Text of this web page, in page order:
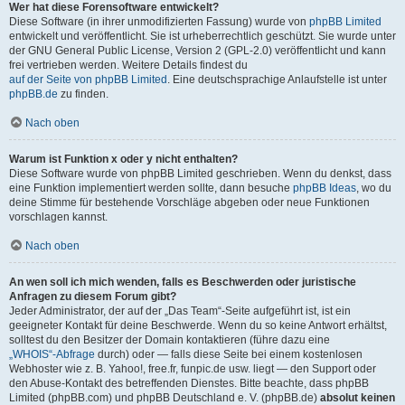
Wer hat diese Forensoftware entwickelt?
Diese Software (in ihrer unmodifizierten Fassung) wurde von phpBB Limited
entwickelt und veröffentlicht. Sie ist urheberrechtlich geschützt. Sie wurde unter
der GNU General Public License, Version 2 (GPL-2.0) veröffentlicht und kann
frei vertrieben werden. Weitere Details findest du
auf der Seite von phpBB Limited . Eine deutschsprachige Anlaufstelle ist unter
phpBB.de zu finden.
Nach oben
Warum ist Funktion x oder y nicht enthalten?
Diese Software wurde von phpBB Limited geschrieben. Wenn du denkst, dass
eine Funktion implementiert werden sollte, dann besuche phpBB Ideas, wo du
deine Stimme für bestehende Vorschläge abgeben oder neue Funktionen
vorschlagen kannst.
Nach oben
An wen soll ich mich wenden, falls es Beschwerden oder juristische
Anfragen zu diesem Forum gibt?
Jeder Administrator, der auf der „Das Team“-Seite aufgeführt ist, ist ein
geeigneter Kontakt für deine Beschwerde. Wenn du so keine Antwort erhältst,
solltest du den Besitzer der Domain kontaktieren (führe dazu eine
„WHOIS“-Abfrage durch) oder — falls diese Seite bei einem kostenlosen
Webhoster wie z. B. Yahoo!, free.fr, funpic.de usw. liegt — den Support oder
den Abuse-Kontakt des betreffenden Dienstes. Bitte beachte, dass phpBB
Limited (phpBB.com) und phpBB Deutschland e. V. (phpBB.de) absolut keinen